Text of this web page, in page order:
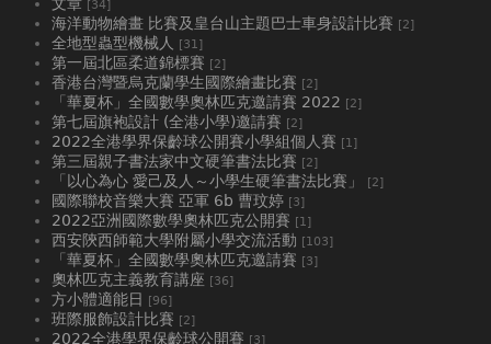
[34]
海洋動物繪畫 比賽及皇台山主題巴士車身設計比賽 [2]
全地型蟲型機械人 [31]
第一屆北區柔道錦標賽 [2]
香港台灣暨烏克蘭學生國際繪畫比賽 [2]
「華夏杯」全國數學奧林匹克邀請賽 2022 [2]
第七屆旗袍設計 (全港小學)邀請賽 [2]
2022全港學界保齡球公開賽小學組個人賽 [1]
第三屆親子書法家中文硬筆書法比賽 [2]
「以心為心 愛己及人～小學生硬筆書法比賽」 [2]
國際聯校音樂大賽 亞軍 6b 曹玟婷 [3]
2022亞洲國際數學奧林匹克公開賽 [1]
西安陝西師範大學附屬小學交流活動 [103]
「華夏杯」全國數學奧林匹克邀請賽 [3]
奧林匹克主義教育講座 [36]
方小體適能日 [96]
班際服飾設計比賽 [2]
2022全港學界保齡球公開賽 [3]